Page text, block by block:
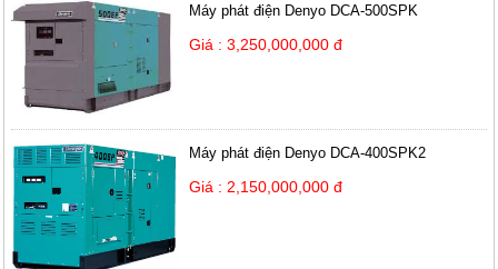
Máy phát điện Denyo DCA-500SPK
Giá : 3,250,000,000 đ
Máy phát điện Denyo DCA-400SPK2
Giá : 2,150,000,000 đ